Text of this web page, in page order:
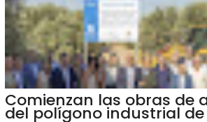
Comienzan las obras de
del polígono industrial de